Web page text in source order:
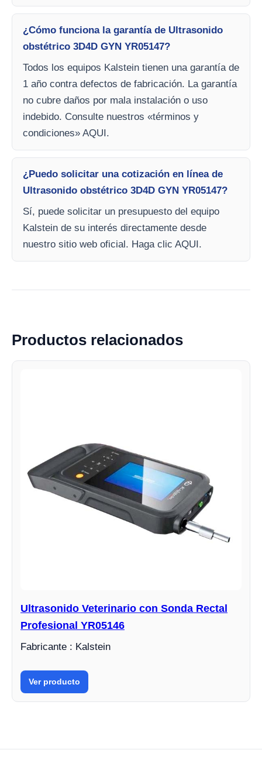
¿Cómo funciona la garantía de Ultrasonido
obstétrico 3D4D GYN YR05147?
Todos los equipos Kalstein tienen una garantía de
1 año contra defectos de fabricación. La garantía
no cubre daños por mala instalación o uso
indebido. Consulte nuestros «términos y
condiciones» AQUI.
¿Puedo solicitar una cotización en línea de
Ultrasonido obstétrico 3D4D GYN YR05147?
Sí, puede solicitar un presupuesto del equipo
Kalstein de su interés directamente desde
nuestro sitio web oficial. Haga clic AQUI.
Productos relacionados
Ultrasonido Veterinario con Sonda Rectal
Profesional YR05146
Fabricante : Kalstein
Ver producto